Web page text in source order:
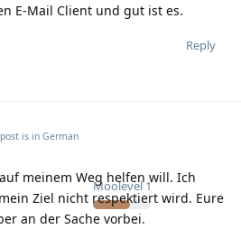
E-Mail Client und gut ist es.
Reply
Moolevel 1
is in German
meinem Weg helfen will. Ich
Ziel nicht respektiert wird. Eure
an der Sache vorbei.